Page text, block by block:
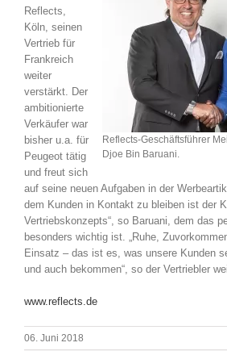
Kontakt
Messen & Events
Interviews
Wissen
Product Guide
nach:
Reflects-Geschäftsführer
Djoe Bin Baruani.
Reflects,
Köln, seinen
Vertrieb für
Frankreich
weiter
verstärkt. Der
ambitionierte
Verkäufer war
bisher u.a. für
Peugeot tätig
und freut sich
auf seine neuen Aufgaben in der
dem Kunden in Kontakt zu bleiben ist der
Vertriebskonzepts“, so Baruani, dem das
besonders wichtig ist. „Ruhe,
Einsatz – das ist es, was unsere Kunden
und auch bekommen“, so der Vertriebler
www.reflects.de
06. Juni 2018